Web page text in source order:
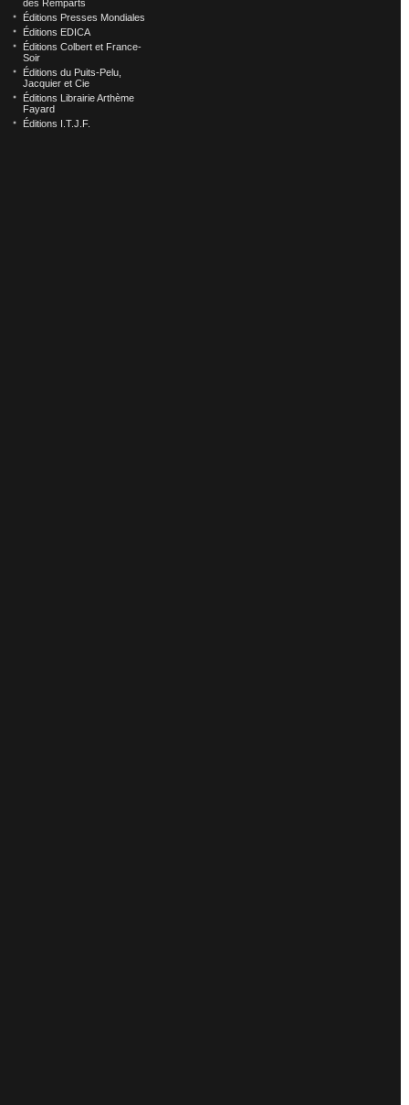
des Remparts
Éditions Presses Mondiales
Éditions EDICA
Éditions Colbert et France-
Soir
Éditions du Puits-Pelu,
Jacquier et Cie
Éditions Librairie Arthème
Fayard
Éditions I.T.J.F.